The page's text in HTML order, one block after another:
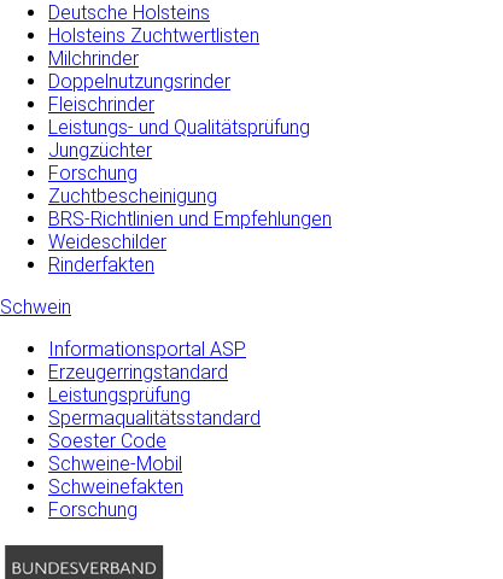
Deutsche Holsteins
Holsteins Zuchtwertlisten
Milchrinder
Doppelnutzungsrinder
Fleischrinder
Leistungs- und Qualitätsprüfung
Jungzüchter
Forschung
Zuchtbescheinigung
BRS-Richtlinien und Empfehlungen
Weideschilder
Rinderfakten
Schwein
Informationsportal ASP
Erzeugerringstandard
Leistungsprüfung
Spermaqualitätsstandard
Soester Code
Schweine-Mobil
Schweinefakten
Forschung